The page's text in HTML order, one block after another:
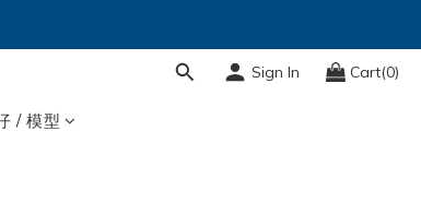
Sign In Cart(0)
/ 模型